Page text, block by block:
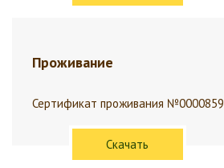
Проживание
Сертификат проживания №0000859
Скачать